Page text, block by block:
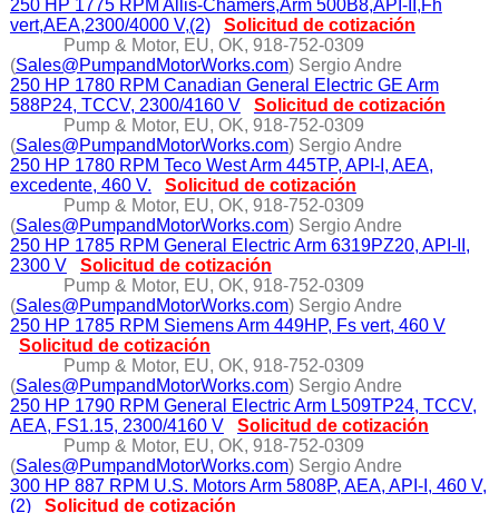
250 HP 1775 RPM Allis-Chamers,Arm 500B8,API-II,Fh
vert,AEA,2300/4000 V,(2)
Solicitud de cotización
Pump & Motor, EU, OK, 918-752-0309
(Sales@PumpandMotorWorks.com) Sergio Andre
250 HP 1780 RPM Canadian General Electric GE Arm
588P24, TCCV, 2300/4160 V
Solicitud de cotización
Pump & Motor, EU, OK, 918-752-0309
(Sales@PumpandMotorWorks.com) Sergio Andre
250 HP 1780 RPM Teco West Arm 445TP, API-I, AEA,
excedente, 460 V.
Solicitud de cotización
Pump & Motor, EU, OK, 918-752-0309
(Sales@PumpandMotorWorks.com) Sergio Andre
250 HP 1785 RPM General Electric Arm 6319PZ20, API-II,
2300 V
Solicitud de cotización
Pump & Motor, EU, OK, 918-752-0309
(Sales@PumpandMotorWorks.com) Sergio Andre
250 HP 1785 RPM Siemens Arm 449HP, Fs vert, 460 V
Solicitud de cotización
Pump & Motor, EU, OK, 918-752-0309
(Sales@PumpandMotorWorks.com) Sergio Andre
250 HP 1790 RPM General Electric Arm L509TP24, TCCV,
AEA, FS1.15, 2300/4160 V
Solicitud de cotización
Pump & Motor, EU, OK, 918-752-0309
(Sales@PumpandMotorWorks.com) Sergio Andre
300 HP 887 RPM U.S. Motors Arm 5808P, AEA, API-I, 460 V,
(2)
Solicitud de cotización